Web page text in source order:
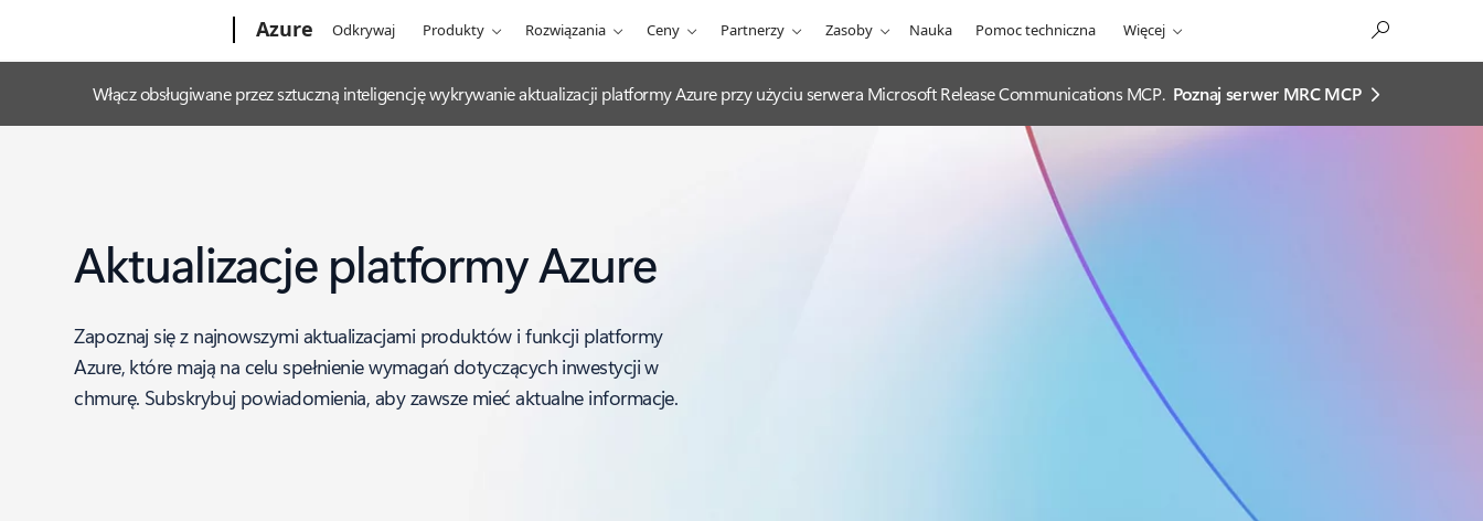
Azure Odkrywaj Produkty Rozwiązania Ceny Partnerzy Zasoby Nauka Pomoc techniczna Więcej
Włącz obsługiwane przez sztuczną inteligencję wykrywanie aktualizacji platformy Azure przy użyciu serwera Microsoft Release Communications MCP. Poznaj serwer MRC MCP
Aktualizacje platformy Azure
Zapoznaj się z najnowszymi aktualizacjami produktów i funkcji platformy
Azure, które mają na celu spełnienie wymagań dotyczących inwestycji w
chmurę. Subskrybuj powiadomienia, aby zawsze mieć aktualne informacje.